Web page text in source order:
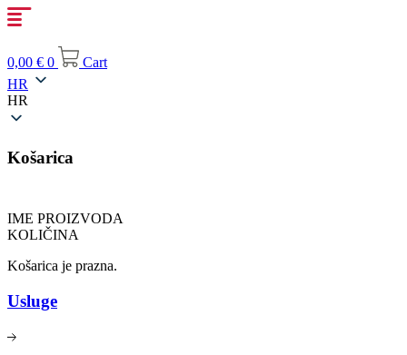
Idi
na
0,00 € 0
Cart
HR
HR
Košarica
IME PROIZVODA
KOLIČINA
Košarica je prazna.
Usluge